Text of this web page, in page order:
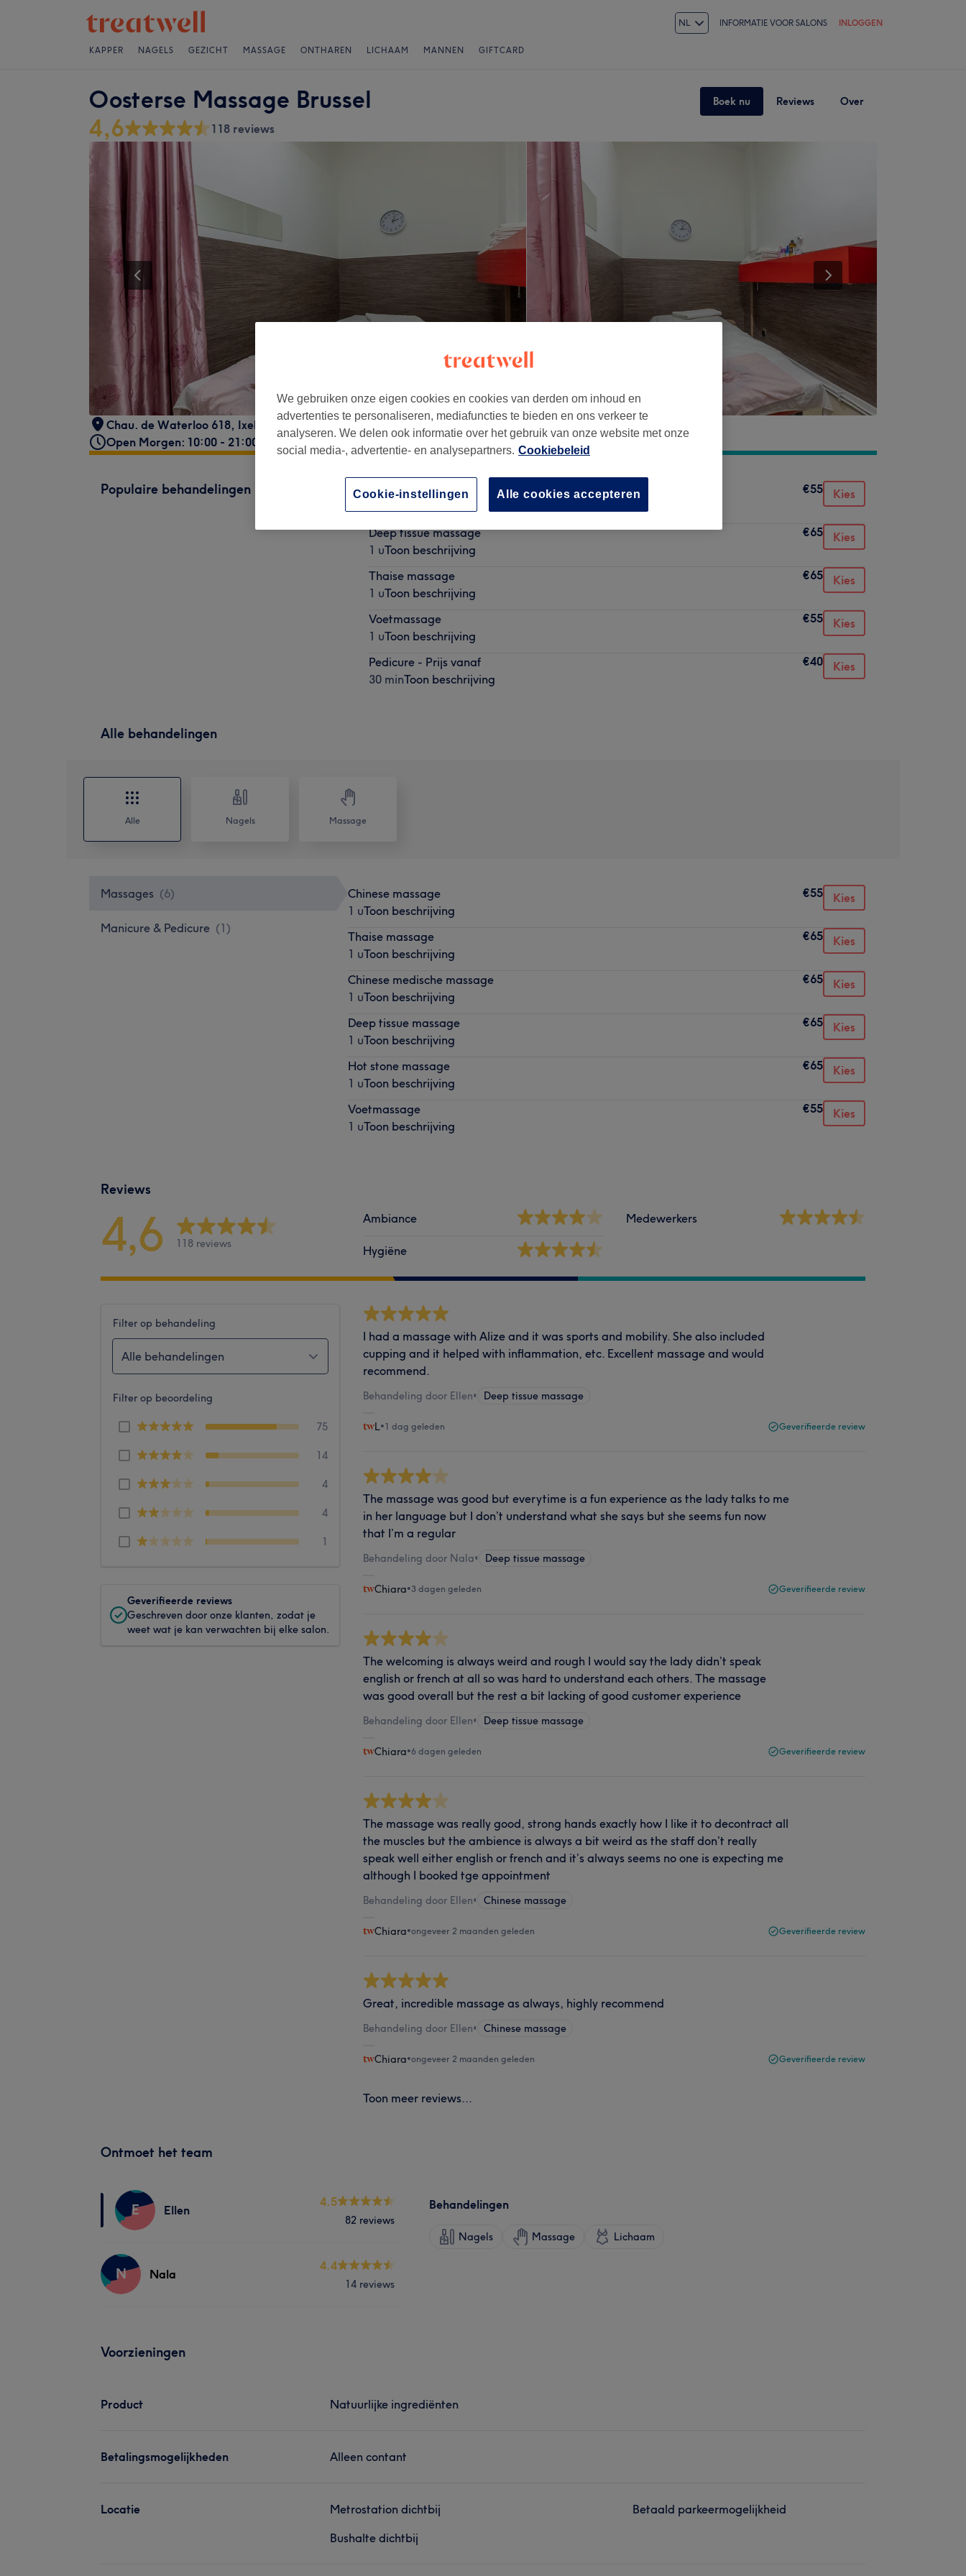
NL INFORMATIE VOOR SALONS INLOGGEN
KAPPER NAGELS GEZICHT MASSAGE ONTHAREN LICHAAM MANNEN GIFTCARD
Oosterse Massage Brussel Boek nu Reviews Over
4,6 118 reviews
Chau. de Waterloo 618, Ixelles 1050 - Onderdeel van Oosterse Massage Brussel.
Open Morgen: 10:00 - 21:00
Populaire behandelingen
Chinese massage
€55 Kies
Deep tissue massage
1 uToon beschrijving
€65 Kies
Thaise massage
1 uToon beschrijving
€65 Kies
Voetmassage
1 uToon beschrijving
€55 Kies
Pedicure - Prijs vanaf
30 minToon beschrijving
€40 Kies
Alle behandelingen
Alle Nagels Massage
Massages (6)
Manicure & Pedicure (1)
Chinese massage
1 uToon beschrijving
€55 Kies
Thaise massage
1 uToon beschrijving
€65 Kies
Chinese medische massage
1 uToon beschrijving
€65 Kies
Deep tissue massage
1 uToon beschrijving
€65 Kies
Hot stone massage
1 uToon beschrijving
€65 Kies
Voetmassage
1 uToon beschrijving
€55 Kies
Reviews
4,6 118 reviews
Ambiance
Hygiëne
Medewerkers
Filter op behandeling
Alle behandelingen
Filter op beoordeling
75
14
4
4
1
Geverifieerde reviews
Geschreven door onze klanten, zodat je
weet wat je kan verwachten bij elke salon.
I had a massage with Alize and it was sports and mobility. She also included
cupping and it helped with inflammation, etc. Excellent massage and would
recommend.
Behandeling door Ellen• Deep tissue massage
L•1 dag geleden Geverifieerde review
The massage was good but everytime is a fun experience as the lady talks to me
in her language but I don’t understand what she says but she seems fun now
that I’m a regular
Behandeling door Nala• Deep tissue massage
Chiara•3 dagen geleden Geverifieerde review
The welcoming is always weird and rough I would say the lady didn’t speak
english or french at all so was hard to understand each others. The massage
was good overall but the rest a bit lacking of good customer experience
Behandeling door Ellen• Deep tissue massage
Chiara•6 dagen geleden Geverifieerde review
The massage was really good, strong hands exactly how I like it to decontract all
the muscles but the ambience is always a bit weird as the staff don’t really
speak well either english or french and it’s always seems no one is expecting me
although I booked tge appointment
Behandeling door Ellen• Chinese massage
Chiara•ongeveer 2 maanden geleden Geverifieerde review
Great, incredible massage as always, highly recommend
Behandeling door Ellen• Chinese massage
Chiara•ongeveer 2 maanden geleden Geverifieerde review
Toon meer reviews...
Ontmoet het team
E Ellen
4.5
82 reviews
N Nala
4.4
14 reviews
Behandelingen
Nagels Massage Lichaam
Voorzieningen
Product Natuurlijke ingrediënten
Betalingsmogelijkheden Alleen contant
Locatie
Metrostation dichtbij
Bushalte dichtbij
Betaald parkeermogelijkheid
We gebruiken onze eigen cookies en cookies van derden om inhoud en
advertenties te personaliseren, mediafuncties te bieden en ons verkeer te
analyseren. We delen ook informatie over het gebruik van onze website met onze
social media-, advertentie- en analysepartners. Cookiebeleid
Alle cookies accepteren
Cookie-instellingen